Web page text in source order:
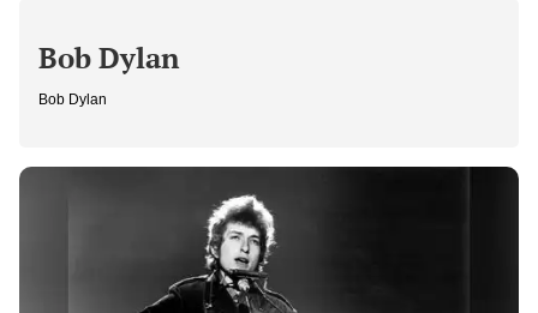
Bob Dylan
Bob Dylan